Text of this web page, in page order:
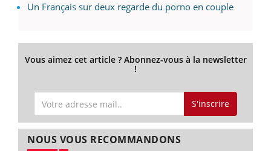
Un Français sur deux regarde du porno en couple
Vous aimez cet article ? Abonnez-vous à la newsletter
!
S'inscrire
NOUS VOUS RECOMMANDONS